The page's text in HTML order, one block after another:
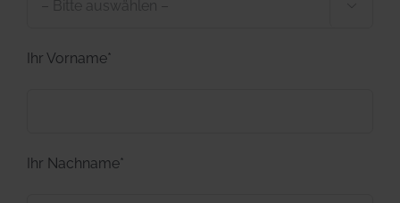
Ihr Vorname*
Ihr Nachname*